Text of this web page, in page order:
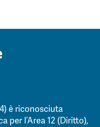
è riconosciuta
per l’Area 12 (Diritto),